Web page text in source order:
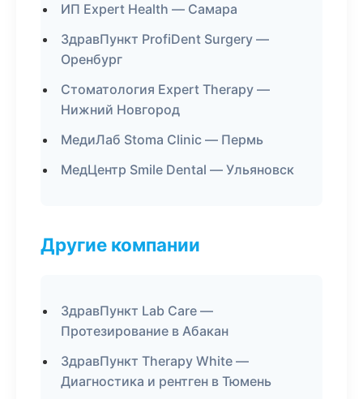
ИП Expert Health — Самара
ЗдравПункт ProfiDent Surgery —
Оренбург
Стоматология Expert Therapy —
Нижний Новгород
МедиЛаб Stoma Clinic — Пермь
МедЦентр Smile Dental — Ульяновск
Другие компании
ЗдравПункт Lab Care —
Протезирование в Абакан
ЗдравПункт Therapy White —
Диагностика и рентген в Тюмень